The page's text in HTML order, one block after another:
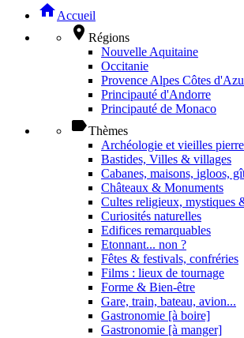
homeAccueil
place Régions
Nouvelle Aquitaine
Occitanie
Provence Alpes Côtes
Principauté d'Andorre
Principauté de Monaco
labelThèmes
Archéologie et vieilles
Bastides, Villes & villages
Cabanes, maisons, igloos,
Châteaux & Monuments
Cultes religieux, mystiques
Curiosités naturelles
Edifices remarquables
Etonnant... non ?
Fêtes & festivals, confréries
Films : lieux de tournage
Forme & Bien-être
Gare, train, bateau, avion...
Gastronomie [à boire]
Gastronomie [à manger]